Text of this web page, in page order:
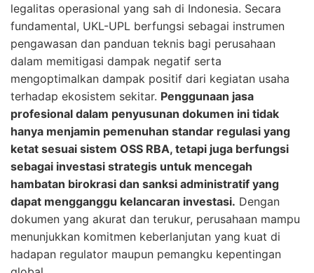
legalitas operasional yang sah di Indonesia. Secara
fundamental, UKL-UPL berfungsi sebagai instrumen
pengawasan dan panduan teknis bagi perusahaan
dalam memitigasi dampak negatif serta
mengoptimalkan dampak positif dari kegiatan usaha
terhadap ekosistem sekitar. Penggunaan jasa
profesional dalam penyusunan dokumen ini tidak
hanya menjamin pemenuhan standar regulasi yang
ketat sesuai sistem OSS RBA, tetapi juga berfungsi
sebagai investasi strategis untuk mencegah
hambatan birokrasi dan sanksi administratif yang
dapat mengganggu kelancaran investasi. Dengan
dokumen yang akurat dan terukur, perusahaan mampu
menunjukkan komitmen keberlanjutan yang kuat di
hadapan regulator maupun pemangku kepentingan